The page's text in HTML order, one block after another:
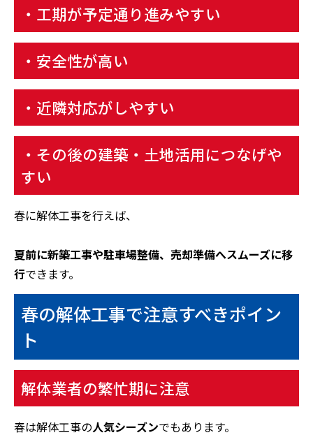
・工期が予定通り進みやすい
・安全性が高い
・近隣対応がしやすい
・その後の建築・土地活用につなげや
すい
春に解体工事を行えば、
夏前に新築工事や駐車場整備、売却準備へスムーズに移
行できます。
春の解体工事で注意すべきポイン
ト
解体業者の繁忙期に注意
春は解体工事の人気シーズンでもあります。